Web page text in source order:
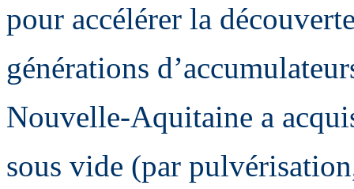
pour accélérer la
générations
Nouvelle-Aquitaine a
sous vide (par